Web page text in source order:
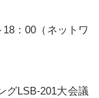
：00（ネットワ
グLSB-201大会議